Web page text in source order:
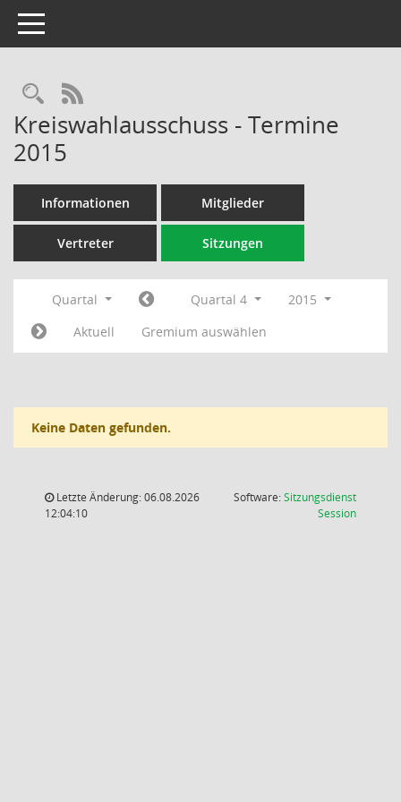
Toggle navigation
Rechercheauswahl
RSS-Feed
Kreiswahlausschuss - Termine
2015
Informationen Mitglieder
Vertreter Sitzungen
Quartal Quartal 4
2015
Aktuell
Gremium auswählen
Keine Daten gefunden.
Letzte Änderung: 06.08.2026
12:04:10
Software:Sitzungsdienst
Session(Wird in